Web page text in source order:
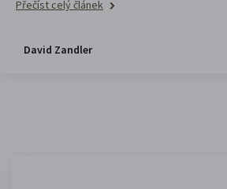
Přečíst celý článek
David Zandler